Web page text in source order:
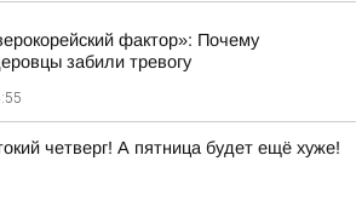
фактор»: Почему
забили тревогу
четверг! А пятница будет ещё хуже!